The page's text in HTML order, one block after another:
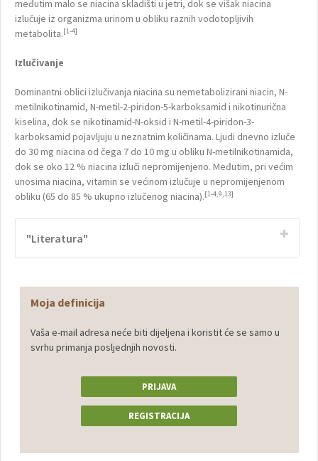
međutim malo se niacina skladišti u jetri, dok se višak niacina
izlučuje iz organizma urinom u obliku raznih vodotopljivih
metabolita.[1-4]
Izlučivanje
Dominantni oblici izlučivanja niacina su nemetabolizirani niacin, N-
metilnikotinamid, N-metil-2-piridon-5-karboksamid i nikotinurična
kiselina, dok se nikotinamid-N-oksid i N-metil-4-piridon-3-
karboksamid pojavljuju u neznatnim količinama. Ljudi dnevno izluče
do 30 mg niacina od čega 7 do 10 mg u obliku N-metilnikotinamida,
dok se oko 12 % niacina izluči nepromijenjeno. Međutim, pri većim
unosima niacina, vitamin se većinom izlučuje u nepromijenjenom
obliku (65 do 85 % ukupno izlučenog niacina).[1-4,9,13]
"Literatura"
Moja definicija
Vaša e-mail adresa neće biti dijeljena i koristit će se samo u
svrhu primanja posljednjih novosti.
PRIJAVA
REGISTRACIJA